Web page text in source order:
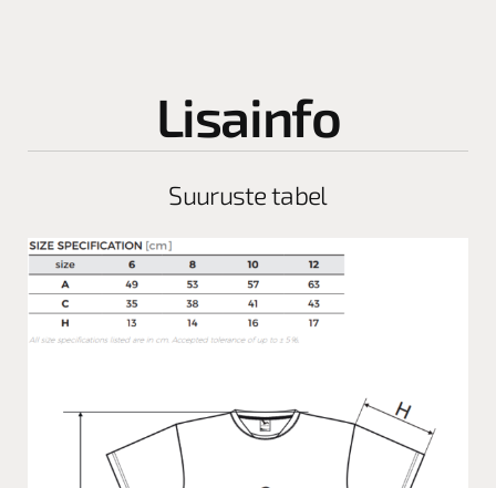
Lisainfo
Suuruste tabel